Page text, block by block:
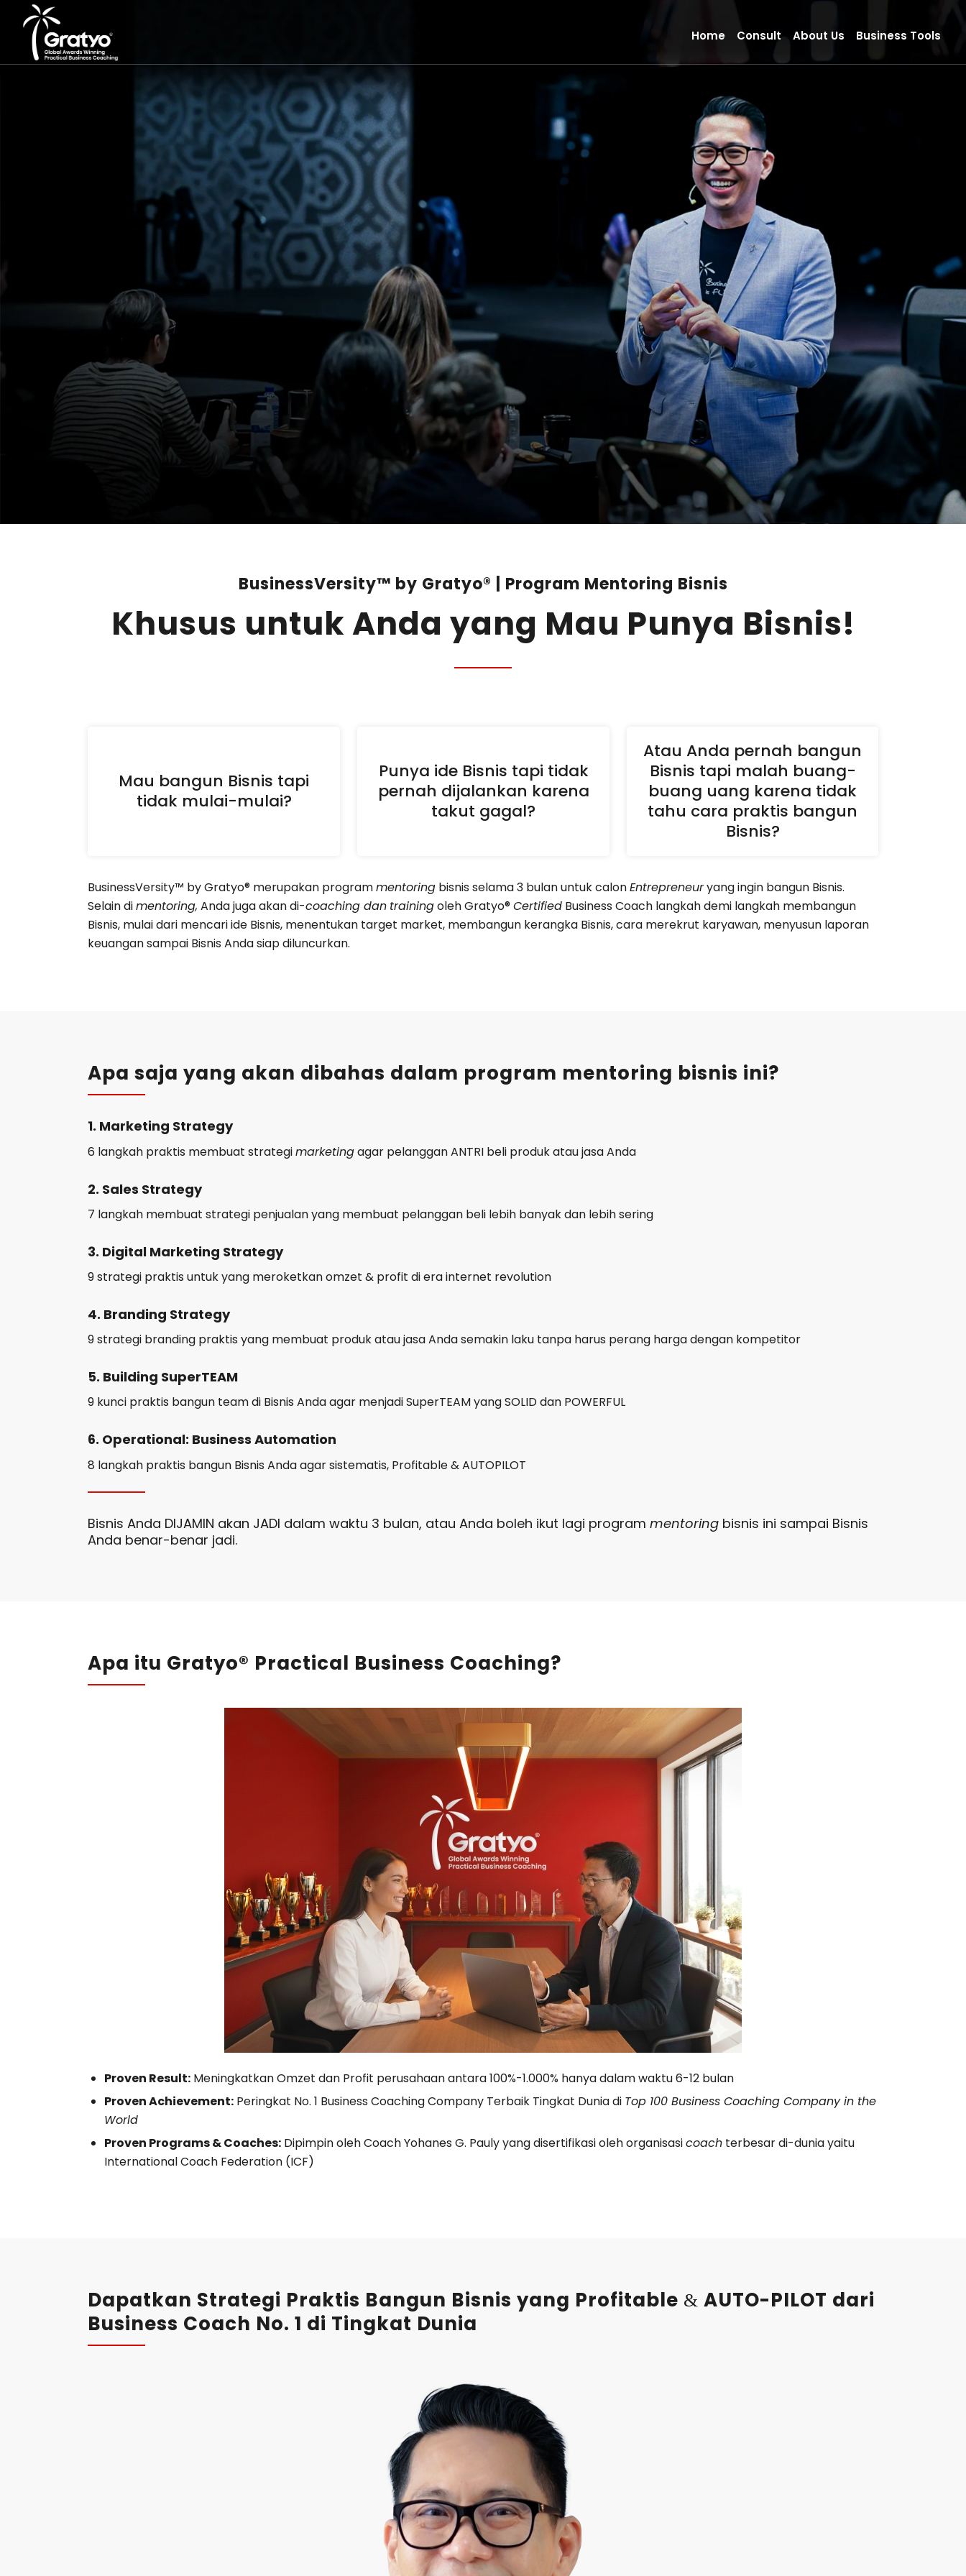
Home Consult About Us Business Tools
BusinessVersity™ by Gratyo® | Program Mentoring Bisnis
Khusus untuk Anda yang Mau Punya Bisnis!
Mau bangun Bisnis tapi
tidak mulai-mulai?
Punya ide Bisnis tapi tidak
pernah dijalankan karena
takut gagal?
Atau Anda pernah bangun
Bisnis tapi malah buang-
buang uang karena tidak
tahu cara praktis bangun
Bisnis?
BusinessVersity™ by Gratyo® merupakan programmentoring bisnis selama 3 bulan untuk calonEntrepreneuryang ingin bangun Bisnis.
Selain dimentoring, Anda juga akan di-coaching dan trainingoleh Gratyo®Certified Business Coach langkah demi langkah membangun
Bisnis, mulai dari mencari ide Bisnis, menentukan target market, membangun kerangka Bisnis, cara merekrut karyawan, menyusun laporan
keuangan sampai Bisnis Anda siap diluncurkan.
Apa saja yang akan dibahas dalam program mentoring bisnis ini?
1. Marketing Strategy
6 langkah praktis membuat strategimarketingagar pelanggan ANTRI beli produk atau jasa Anda
2. Sales Strategy
7 langkah membuat strategi penjualan yang membuat pelanggan beli lebih banyak dan lebih sering
3. Digital Marketing Strategy
9 strategi praktis untuk yang meroketkan omzet & profit di era internet revolution
4. Branding Strategy
9 strategi branding praktis yang membuat produk atau jasa Anda semakin laku tanpa harus perang harga dengan kompetitor
5. Building SuperTEAM
9 kunci praktis bangun team di Bisnis Anda agar menjadi SuperTEAM yang SOLID dan POWERFUL
6. Operational: Business Automation
8 langkah praktis bangun Bisnis Anda agar sistematis, Profitable & AUTOPILOT
Bisnis Anda DIJAMIN akan JADI dalam waktu 3 bulan, atau Anda boleh ikut lagi program mentoring bisnis ini sampai Bisnis
Anda benar-benar jadi.
Apa itu Gratyo® Practical Business Coaching?
Proven Result: Meningkatkan Omzet dan Profit perusahaan antara 100%-1.000% hanya dalam waktu 6-12 bulan
Proven Achievement: Peringkat No. 1 Business Coaching Company Terbaik Tingkat Dunia di Top 100 Business Coaching Company in the
World
Proven Programs & Coaches: Dipimpin oleh Coach Yohanes G. Pauly yang disertifikasi oleh organisasicoach terbesar di-dunia yaitu
International Coach Federation (ICF)
Dapatkan Strategi Praktis Bangun Bisnis yang Profitable & AUTO-PILOT dari
Business Coach No. 1 di Tingkat Dunia